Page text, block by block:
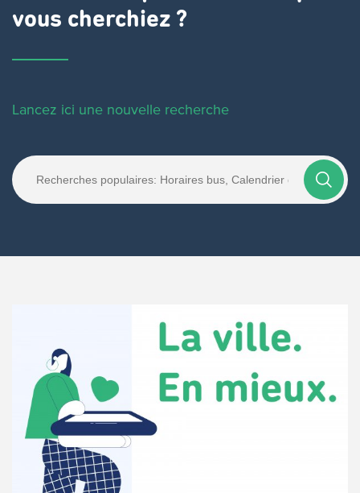
vous cherchiez ?
Lancez ici une nouvelle recherche